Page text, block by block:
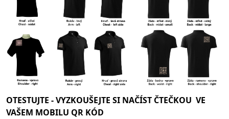
OTESTUJTE -VYZKOUŠEJTE SI NAČÍST ČTEČKOU VE
VAŠEM MOBILU QR KÓD